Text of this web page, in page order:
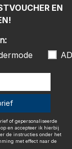
nieuwsbrief of
te ontvangen en
en uitleg in de
het item
EN
of gepersonaliseerde
op en accepteer ik hierbij
de instructies onder het
met effect naar de